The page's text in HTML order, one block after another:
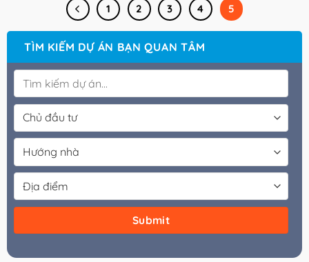
1 2 3 4 5
TÌM KIẾM DỰ ÁN BẠN QUAN TÂM